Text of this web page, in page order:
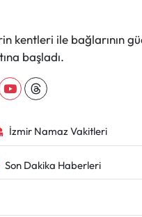
ile bağlarının
başladı.
İzmir Namaz Vakitleri
Son Dakika Haberleri